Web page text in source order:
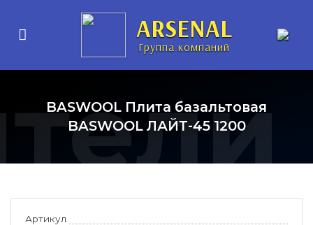
ARSENAL
Группа компаний
BASWOOL Плита базальтовая
BASWOOL ЛАЙТ-45 1200
Артикул